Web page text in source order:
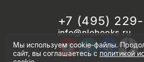
+7 (495)
info@nlobooks.ru
Мы используем cookie-файлы.
сайт, вы соглашаетесь сполитикой